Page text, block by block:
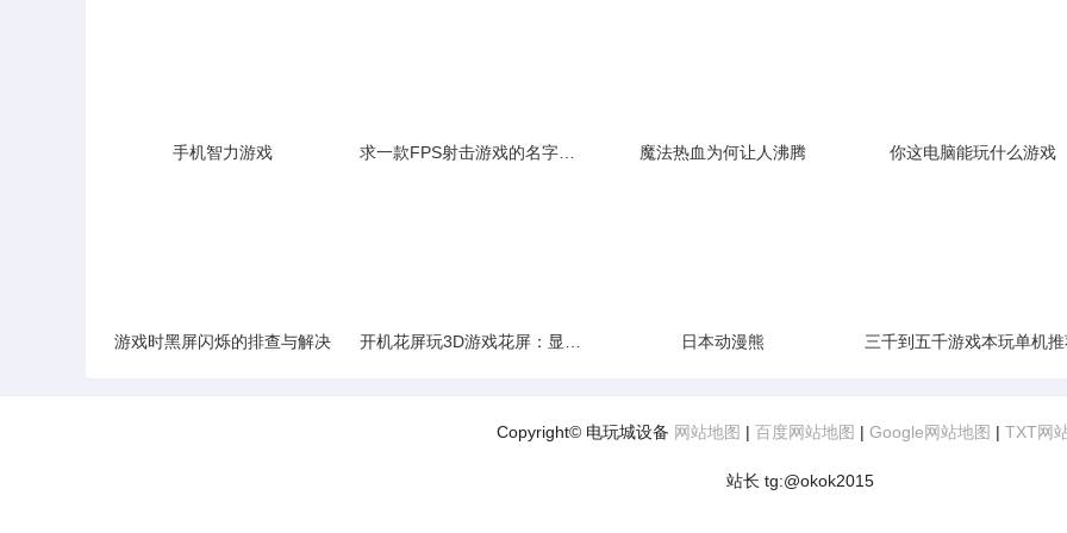
手机智力游戏 魔法热血为何让人沸腾 你这电脑能玩什么游戏
游戏时黑屏闪烁的排查与解决 日本动漫熊 三千到五千游戏本玩单机
Copyright© 电玩城设备 网站地图 | 百度网站地图 | Google网站地图 | TXT网
站长 tg:@okok2015